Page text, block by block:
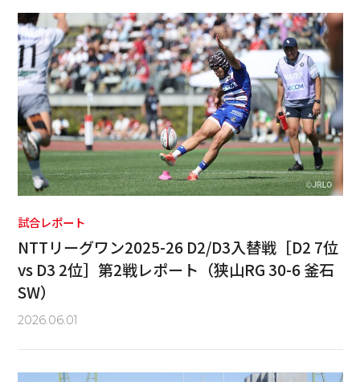
試合レポート
NTTリーグワン2025-26 D2/D3入替戦［D2 7位
vs D3 2位］第2戦レポート（狭山RG 30-6 釜石
SW）
2026.06.01